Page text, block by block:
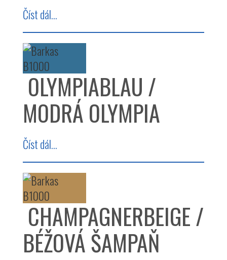
Číst dál...
OLYMPIABLAU /
MODRÁ OLYMPIA
Číst dál...
CHAMPAGNERBEIGE /
BÉŽOVÁ ŠAMPAŇ